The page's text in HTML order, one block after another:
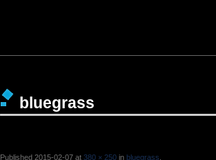
bluegrass
Published 2015-02-07 at 380 × 250 in bluegrass